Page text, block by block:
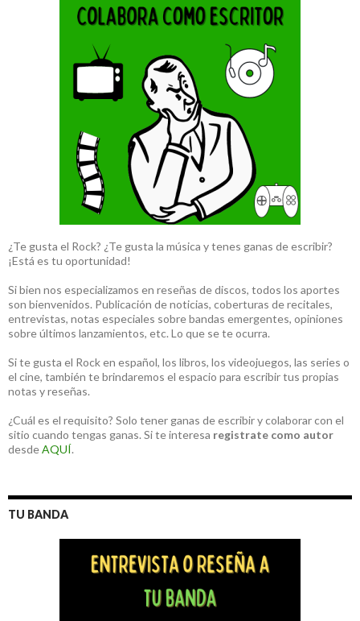
¿Te gusta el Rock? ¿Te gusta la música y tenes ganas de escribir?
¡Está es tu oportunidad!
Si bien nos especializamos en reseñas de discos, todos los aportes
son bienvenidos. Publicación de noticias, coberturas de recitales,
entrevistas, notas especiales sobre bandas emergentes, opiniones
sobre últimos lanzamientos, etc. Lo que se te ocurra.
Si te gusta el Rock en español, los libros, los videojuegos, las series o
el cine, también te brindaremos el espacio para escribir tus propias
notas y reseñas.
¿Cuál es el requisito? Solo tener ganas de escribir y colaborar con el
sitio cuando tengas ganas. Si te interesa registrate como autor
desdeAQUÍ.
TU BANDA